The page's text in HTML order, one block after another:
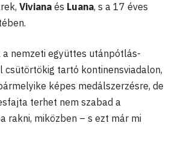
Viviana és Luana, s a 17 éves
nemzeti együttes utánpótlás-
csütörtökig tartó kontinensviadalon,
képes medálszerzésre, de
terhet nem szabad a
rakni, miközben – s ezt már mi